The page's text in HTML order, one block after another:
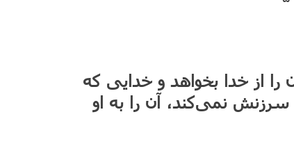
از خدا بخواهد و خدایی که
نمی‌کند، آن را به او